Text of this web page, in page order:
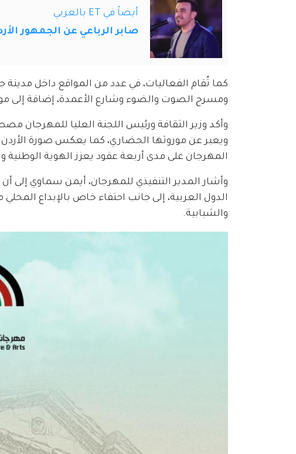
أيضاً في ET بالعربي
صابر الرباعي عن الجمهور
كما تُقام الفعاليات، في عدد من المواقع داخل
ومسرح الصوت والضوء وشارع الأعمدة، إضافة إلى
وأكد وزير الثقافة ورئيس اللجنة العليا للمهرجان
ويعبر عن موروثها الحضاري، كما يعكس صورة الأردن
المهرجان على مدى أربعة عقود يعزز الهوية الوطنية
وأشار المدير التنفيذي للمهرجان، أيمن سماوي إلى
الدول العربية، إلى جانب احتفاء خاص بالإبداع
والشبابية.